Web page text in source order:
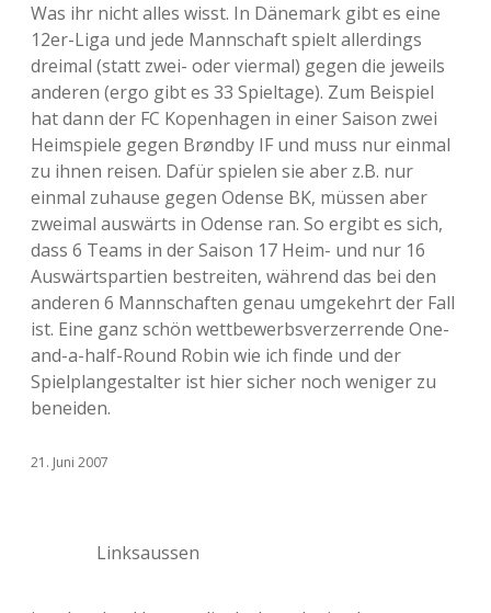
Was ihr nicht alles wisst. In Dänemark gibt es eine
12er-Liga und jede Mannschaft spielt allerdings
dreimal (statt zwei- oder viermal) gegen die jeweils
anderen (ergo gibt es 33 Spieltage). Zum Beispiel
hat dann der FC Kopenhagen in einer Saison zwei
Heimspiele gegen Brøndby IF und muss nur einmal
zu ihnen reisen. Dafür spielen sie aber z.B. nur
einmal zuhause gegen Odense BK, müssen aber
zweimal auswärts in Odense ran. So ergibt es sich,
dass 6 Teams in der Saison 17 Heim- und nur 16
Auswärtspartien bestreiten, während das bei den
anderen 6 Mannschaften genau umgekehrt der Fall
ist. Eine ganz schön wettbewerbsverzerrende One-
and-a-half-Round Robin wie ich finde und der
Spielplangestalter ist hier sicher noch weniger zu
beneiden.
21. Juni 2007
Linksaussen